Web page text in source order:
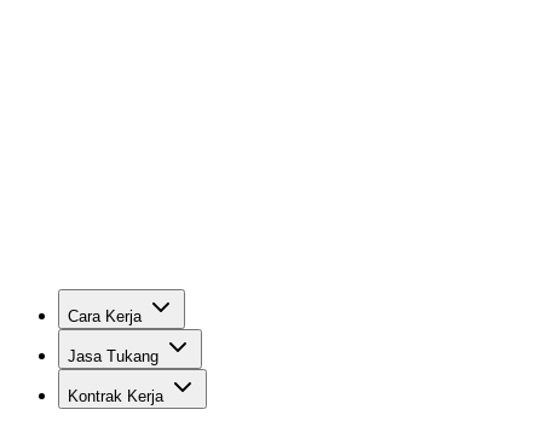
Cara Kerja
Jasa Tukang
Kontrak Kerja